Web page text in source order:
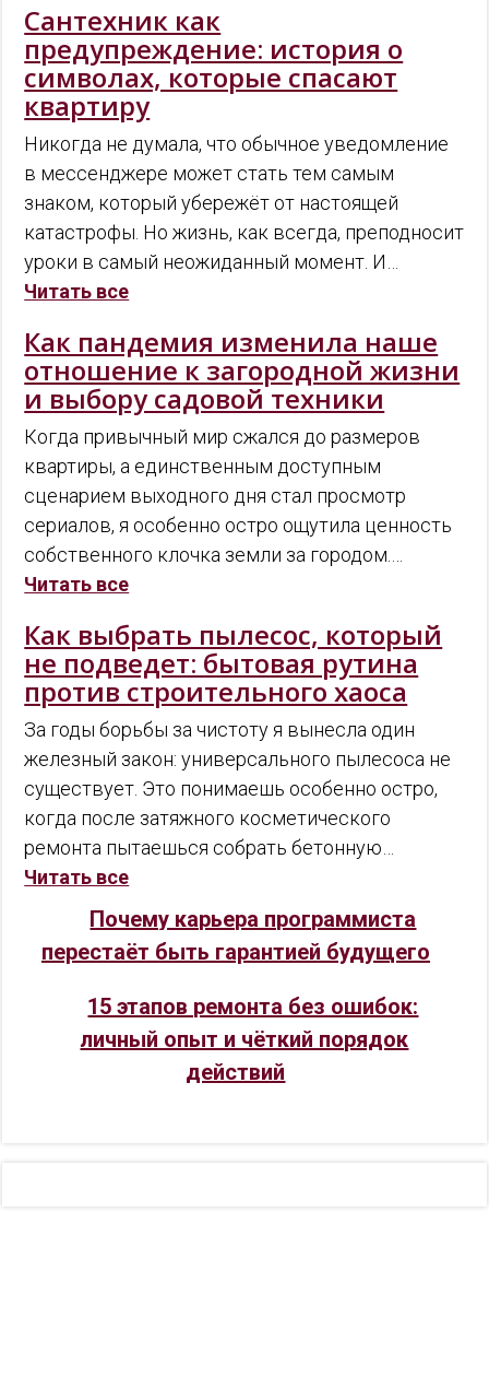
Сантехник как
предупреждение: история о
символах, которые спасают
квартиру
Никогда не думала, что обычное уведомление
в мессенджере может стать тем самым
знаком, который убережёт от настоящей
катастрофы. Но жизнь, как всегда, преподносит
уроки в самый неожиданный момент. И…
Читать все
Как пандемия изменила наше
отношение к загородной жизни
и выбору садовой техники
Когда привычный мир сжался до размеров
квартиры, а единственным доступным
сценарием выходного дня стал просмотр
сериалов, я особенно остро ощутила ценность
собственного клочка земли за городом.…
Читать все
Как выбрать пылесос, который
не подведет: бытовая рутина
против строительного хаоса
За годы борьбы за чистоту я вынесла один
железный закон: универсального пылесоса не
существует. Это понимаешь особенно остро,
когда после затяжного косметического
ремонта пытаешься собрать бетонную…
Читать все
Почему карьера программиста
перестаёт быть гарантией будущего
15 этапов ремонта без ошибок:
личный опыт и чёткий порядок
действий